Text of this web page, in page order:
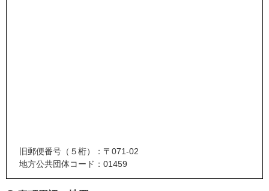
旧郵便番号（５桁）：〒071-02
地方公共団体コード：01459